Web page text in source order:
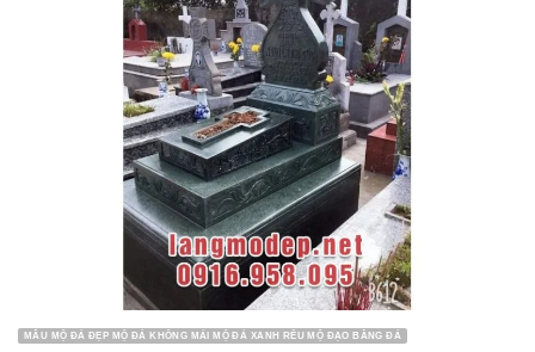
MẪU MỘ ĐÁ ĐẸP MỘ ĐÁ KHÔNG MÁI MỘ ĐÁ XANH RÊU MỘ ĐẠO BẰNG ĐÁ